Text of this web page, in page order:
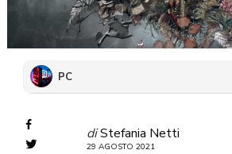
PC
diStefania Netti
29 AGOSTO 2021